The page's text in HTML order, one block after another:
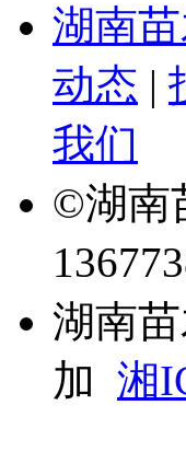
湖南
动态 |
我们
©湖南
湖南
加 湘